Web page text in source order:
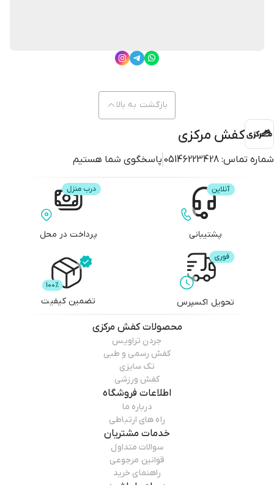
کفش مرکزی
شماره تماس: 05146223428 پاسخگوی شما هستیم
بازگشت به بالا
پشتیبانی پرداخت در محل
تحویل اکسپرس تضمین کیفیت
محصولاتکفش مرکزی
جردن تراویس
کفش رسمی و طبی
تک سایزی
کفش ورزشی
اطلاعات فروشگاه
درباره ما
راه های ارتباطی
خدمات مشتریان
سوالات متداول
قوانین مرجوعی
راهنمای خرید